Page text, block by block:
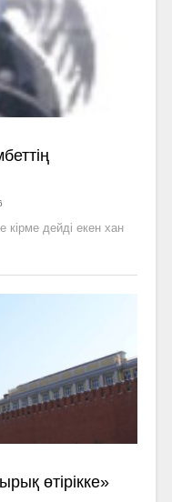
кірме дейді екен хан
өтірікке»